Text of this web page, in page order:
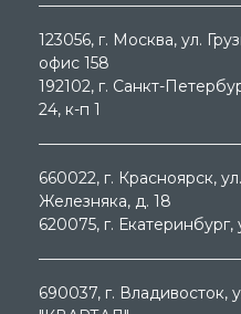
123056, г. Москва, ул.
офис 158
192102, г. Санкт-
24, к-п 1
660022, г. Красноярск, ул.
Железняка, д. 18
620075, г. Екатеринбург,
690037, г. Владивосток,